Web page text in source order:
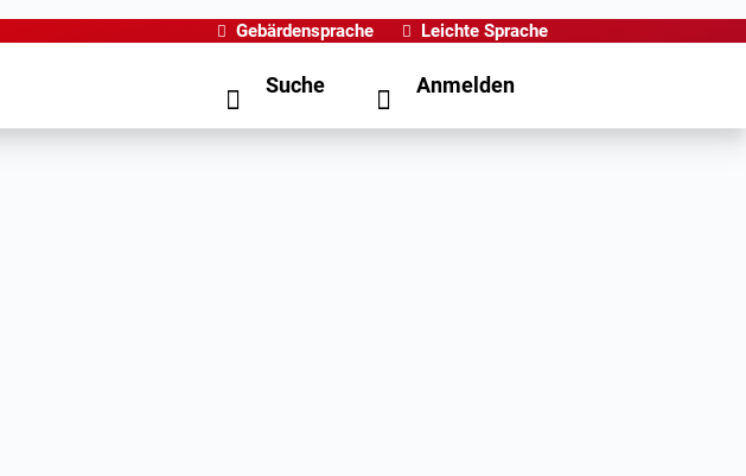
Gebärdensprache Leichte Sprache
Suche Anmelden